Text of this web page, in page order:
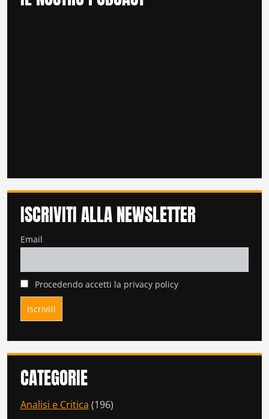
ISCRIVITI ALLA NEWSLETTER
Email
Procedendo accetti la privacy policy
CATEGORIE
Analisi e Critica (196)